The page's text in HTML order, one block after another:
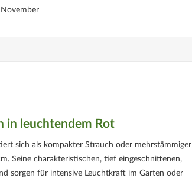
in leuchtendem Rot
sich als kompakter Strauch oder mehrstämmiger
Seine charakteristischen, tief eingeschnittenen,
sorgen für intensive Leuchtkraft im Garten oder